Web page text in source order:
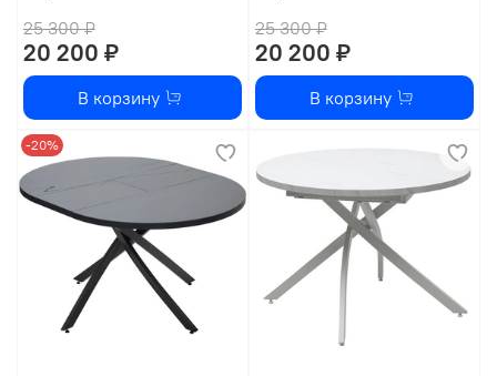
25 300 ₽
20 200 ₽
В корзину
25 300 ₽
20 200 ₽
В корзину
-20%